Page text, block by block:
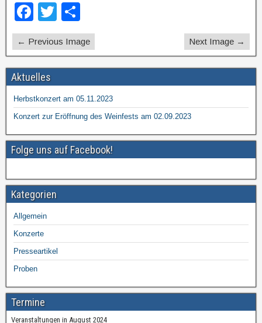
F
a
c
e
b
o
o
k
T
wi
tt
er
eil
e
n
← Previous Image Next Image →
Aktuelles
Herbstkonzert am 05.11.2023
Konzert zur Eröffnung des Weinfests am 02.09.2023
Folge uns auf Facebook!
Kategorien
Allgemein
Konzerte
Presseartikel
Proben
Termine
Veranstaltungen in August 2024